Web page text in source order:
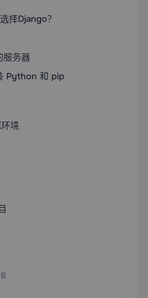
择Django？
服务器
Python 和 pip
境